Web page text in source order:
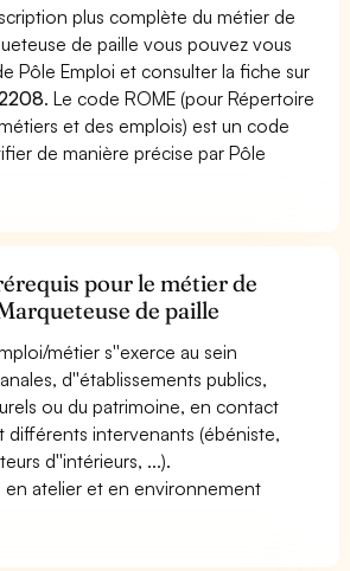
plus complète du métier de
de paille vous pouvez vous
Pôle Emploi et consulter la fiche sur
. Le code ROME (pour Répertoire
et des emplois) est un code
de manière précise par Pôle
pour le métier de
de paille
métier s''exerce au sein
d''établissements publics,
ou du patrimoine, en contact
différents intervenants (ébéniste,
d''intérieurs, ...).
en atelier et en environnement